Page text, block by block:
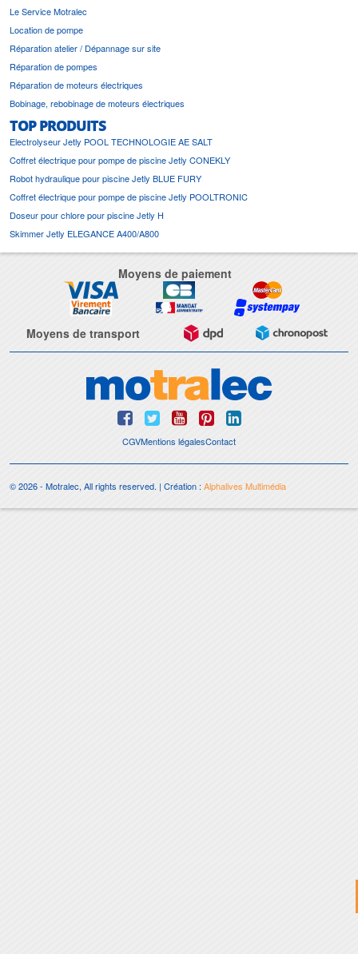
Le Service Motralec
Location de pompe
Réparation atelier / Dépannage sur site
Réparation de pompes
Réparation de moteurs électriques
Bobinage, rebobinage de moteurs électriques
TOP PRODUITS
Electrolyseur Jetly POOL TECHNOLOGIE AE SALT
Coffret électrique pour pompe de piscine Jetly CONEKLY
Robot hydraulique pour piscine Jetly BLUE FURY
Coffret électrique pour pompe de piscine Jetly POOLTRONIC
Doseur pour chlore pour piscine Jetly H
Skimmer Jetly ELEGANCE A400/A800
Moyens de paiement
Moyens de transport
CGVMentions légalesContact
© 2026 - Motralec, All rights reserved. | Création :Alphalives Multimédia